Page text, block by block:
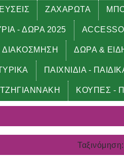
ΖΑΧΑΡΩΤΑ
- ΔΩΡΑ 2025
ΔΙΑΚΟΣΜΗΣΗ ΔΩΡΑ &
ΠΑΙΧΝΙΔΙΑ -
ΚΟΥΠΕΣ -
Ταξινόμηση: